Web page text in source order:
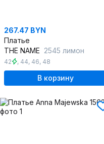
267.47 BYN
Платье
THE NAME 2545 лимон
42 , 44, 46, 48
В корзину